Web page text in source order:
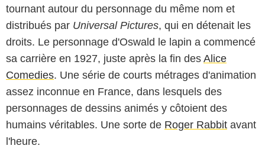
tournant autour du personnage du même nom et
distribués par Universal Pictures, qui en détenait les
droits. Le personnage d'Oswald le lapin a commencé
sa carrière en 1927, juste après la fin des Alice
Comedies. Une série de courts métrages d'animation
assez inconnue en France, dans lesquels des
personnages de dessins animés y côtoient des
humains véritables. Une sorte de Roger Rabbit avant
l'heure.